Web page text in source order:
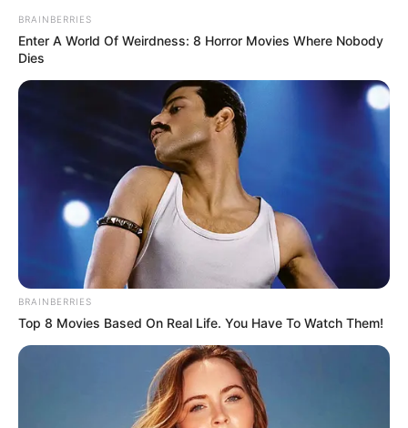
a mentők kórházba. A rendőrség az eset
körülményeit büntetőeljárás keretében vizsgálja.”
BRAINBERRIES
Enter A World Of Weirdness: 8 Horror Movies Where Nobody
Dies
BRAINBERRIES
Top 8 Movies Based On Real Life. You Have To Watch Them!